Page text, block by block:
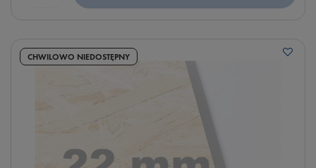
CHWILOWO NIEDOSTĘPNY